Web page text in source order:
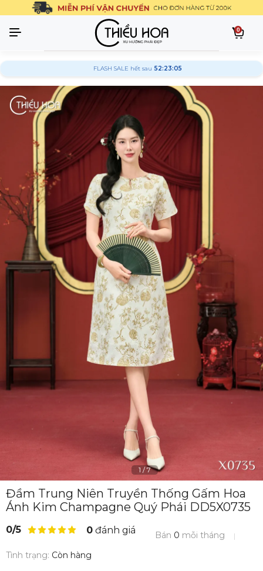
0
FLASH SALE hết sau 52:23:04
1 /7
Đầm Trung Niên Truyền Thống Gấm Hoa
Ánh Kim Champagne Quý Phái DD5X0735
0/5 0 đánh giá Bán 0 mỗi tháng
Tình trạng: Còn hàng